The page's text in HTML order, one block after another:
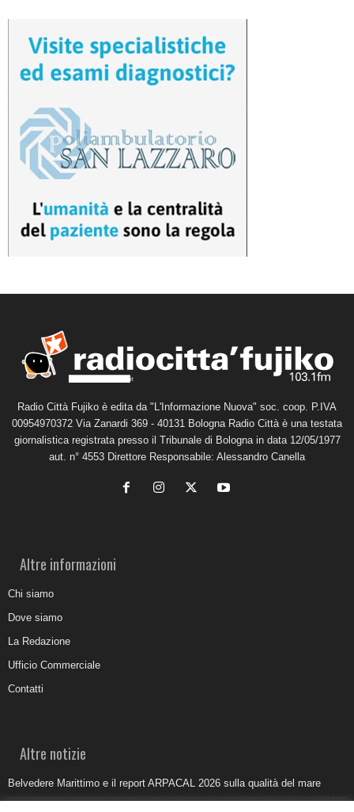
Radio Città Fujiko è edita da "L'Informazione Nuova" soc. coop. P.IVA
00954970372 Via Zanardi 369 - 40131 Bologna Radio Città è una testata
giornalistica registrata presso il Tribunale di Bologna in data 12/05/1977
aut. n° 4553 Direttore Responsabile: Alessandro Canella
Altre informazioni
Chi siamo
Dove siamo
La Redazione
Ufficio Commerciale
Contatti
Altre notizie
Belvedere Marittimo e il report ARPACAL 2026 sulla qualità del mare